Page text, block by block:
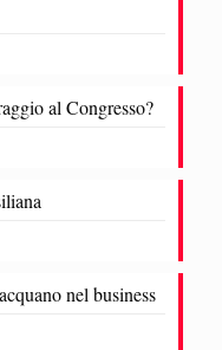
al Congresso?
nel business